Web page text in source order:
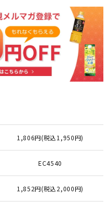
1,806円(税込1,950円)
EC4540
1,852円(税込2,000円)